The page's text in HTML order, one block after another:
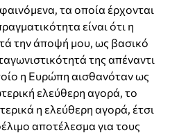
τα οποία έρχονται
είναι ότι η
την άποψή μου, ως βασικό
της απέναντι
η Ευρώπη αισθανόταν ως
ελεύθερη αγορά, το
η ελεύθερη αγορά, έτσι
αποτέλεσμα για τους